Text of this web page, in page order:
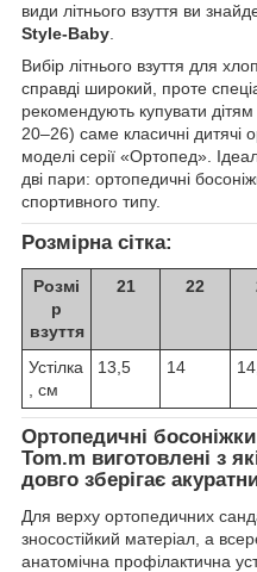
види літнього взуття ви
Style-Baby.
Вибір літнього взуття для
справді широкий, проте
рекомендують купувати дітям
20–26) саме класичні дитячі
моделі серії «Ортопед».
дві пари: ортопедичні
спортивного типу.
Розмірна сітка:
Розмі
р
взуття
21 22
Устілка
, см
13,5 14
Ортопедичні
Tom.m виготовлені з
довго зберігає
Для верху ортопедичних
зносостійкий матеріал, а
анатомічна профілактична